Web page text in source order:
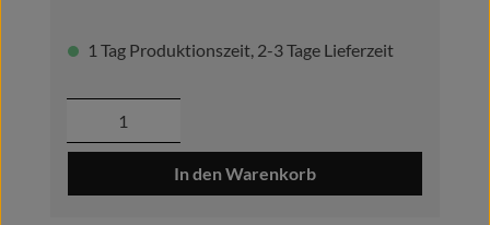
1 Tag Produktionszeit, 2-3 Tage Lieferzeit
Produkt Anzahl: Gib den gewünschten
In den Warenkorb